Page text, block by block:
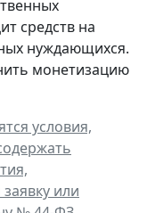
средств на
нуждающихся.
монетизацию
условия,
или